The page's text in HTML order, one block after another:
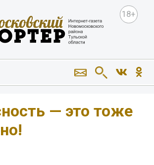
18+
— это тоже